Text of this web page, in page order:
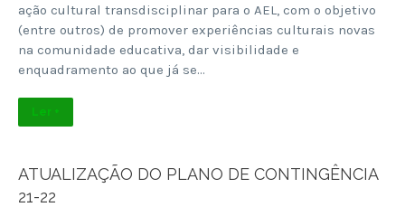
ação cultural transdisciplinar para o AEL, com o objetivo
(entre outros) de promover experiências culturais novas
na comunidade educativa, dar visibilidade e
enquadramento ao que já se…
Ler +
ATUALIZAÇÃO DO PLANO DE CONTINGÊNCIA
21-22